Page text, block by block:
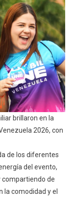
brillaron en la
2026, con
de los diferentes
del evento,
compartiendo de
la comodidad y el